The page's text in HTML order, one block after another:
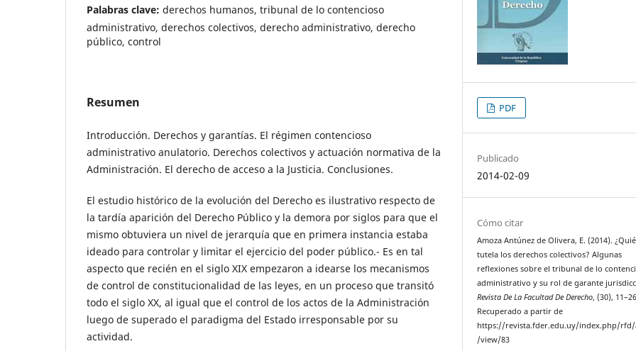
Palabras clave: derechos humanos, tribunal de lo contencioso
administrativo, derechos colectivos, derecho administrativo, derecho
público, control
Resumen
Introducción. Derechos y garantías. El régimen contencioso
administrativo anulatorio. Derechos colectivos y actuación normativa de la
Administración. El derecho de acceso a la Justicia. Conclusiones.
El estudio histórico de la evolución del Derecho es ilustrativo respecto de
la tardía aparición del Derecho Público y la demora por siglos para que el
mismo obtuviera un nivel de jerarquía que en primera instancia estaba
ideado para controlar y limitar el ejercicio del poder público.- Es en tal
aspecto que recién en el siglo XIX empezaron a idearse los mecanismos
de control de constitucionalidad de las leyes, en un proceso que transitó
todo el siglo XX, al igual que el control de los actos de la Administración
luego de superado el paradigma del Estado irresponsable por su
actividad.
PDF
Publicado
2014-02-09
Cómo citar
Amoza Antúnez de Olivera, E. (2014).
tutela los derechos colectivos? Algunas
reflexiones sobre el tribunal de lo
administrativo y su rol de garante
Revista De La Facultad De Derecho, (30),
Recuperado a partir de
https://revista.fder.edu.uy/index.php/
/view/83